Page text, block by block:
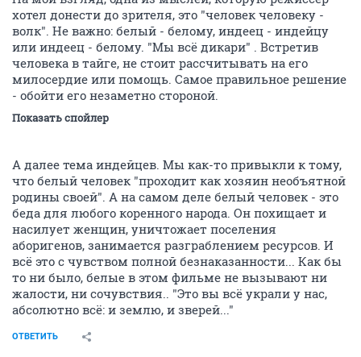
хотел донести до зрителя, это "человек человеку -
волк". Не важно: белый - белому, индеец - индейцу
или индеец - белому. "Мы всё дикари" . Встретив
человека в тайге, не стоит рассчитывать на его
милосердие или помощь. Самое правильное решение
- обойти его незаметно стороной.
Показать спойлер
А далее тема индейцев. Мы как-то привыкли к тому,
что белый человек "проходит как хозяин необъятной
родины своей". А на самом деле белый человек - это
беда для любого коренного народа. Он похищает и
насилует женщин, уничтожает поселения
аборигенов, занимается разграблением ресурсов. И
всё это с чувством полной безнаказанности... Как бы
то ни было, белые в этом фильме не вызывают ни
жалости, ни сочувствия.. "Это вы всё украли у нас,
абсолютно всё: и землю, и зверей..."
ОТВЕТИТЬ